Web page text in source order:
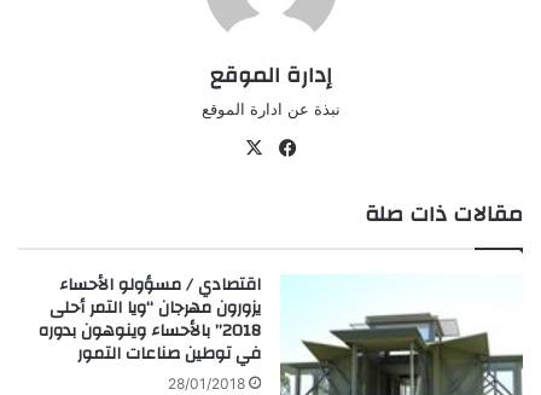
إدارة الموقع
نبذة عن ادارة الموقع
في
مقالات ذات صلة
اقتصادي / مسؤولو الأحساء
يزورون مهرجان “ويا التمر أحلى
2018” بالأحساء وينوهون بدوره
في توطين صناعات التمور
28/01/2018